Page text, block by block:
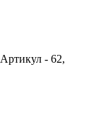
Артикул - 62,